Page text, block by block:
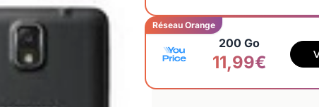
Réseau Orange
200 Go
11,99€